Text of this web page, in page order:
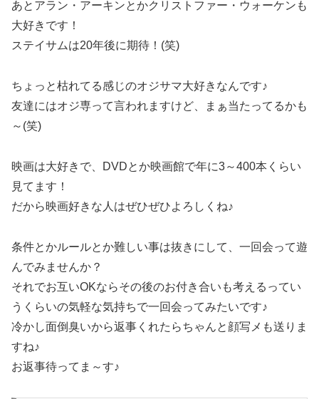
あとアラン・アーキンとかクリストファー・ウォーケンも
大好きです！
ステイサムは20年後に期待！(笑)
ちょっと枯れてる感じのオジサマ大好きなんです♪
友達にはオジ専って言われますけど、まぁ当たってるかも
～(笑)
映画は大好きで、DVDとか映画館で年に3～400本くらい
見てます！
だから映画好きな人はぜひぜひよろしくね♪
条件とかルールとか難しい事は抜きにして、一回会って遊
んでみませんか？
それでお互いOKならその後のお付き合いも考えるってい
うくらいの気軽な気持ちで一回会ってみたいです♪
冷かし面倒臭いから返事くれたらちゃんと顔写メも送りま
すね♪
お返事待ってま～す♪